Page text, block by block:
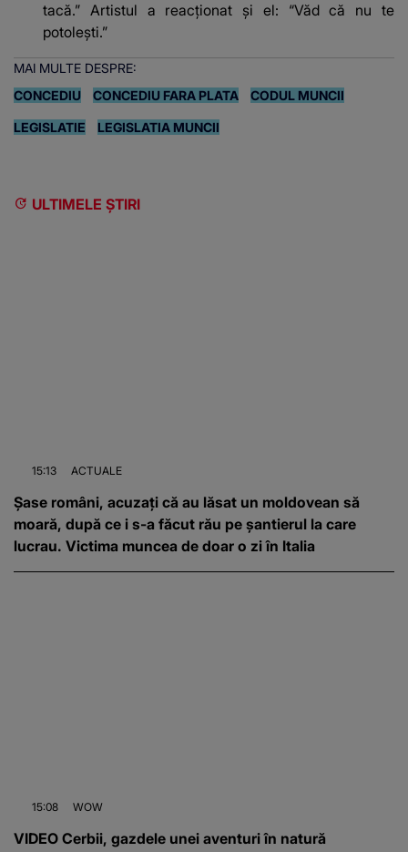
tacă.” Artistul a reacționat și el: “Văd că nu te
potoleşti.”
MAI MULTE DESPRE:
CONCEDIU
CONCEDIU FARA PLATA CODUL MUNCII
LEGISLATIE LEGISLATIA MUNCII
ULTIMELE ȘTIRI
15:13 ACTUALE
Șase români, acuzați că au lăsat un moldovean să
moară, după ce i s-a făcut rău pe șantierul la care
lucrau. Victima muncea de doar o zi în Italia
15:08 WOW
VIDEO Cerbii, gazdele unei aventuri în natură